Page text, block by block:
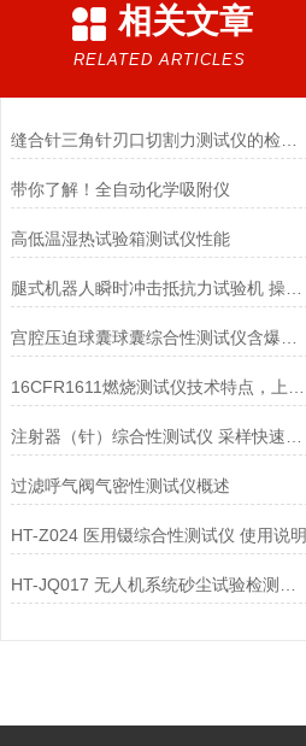
相关文章
RELATED ARTICLES
带你了解！全自动化学吸附仪
高低温湿热试验箱测试仪性能
腿式机器人瞬时冲击抵抗力试验机 操作规程
过滤呼气阀气密性测试仪概述
HT-Z024 医用镊综合性测试仪 使用说明